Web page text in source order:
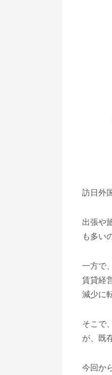
訪日外
出張や
も多い
一方で
賃貸経
減少に
そこで
が、既
今回か